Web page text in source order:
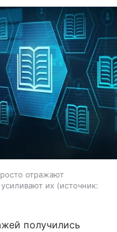
отражают
их
источник:
получились